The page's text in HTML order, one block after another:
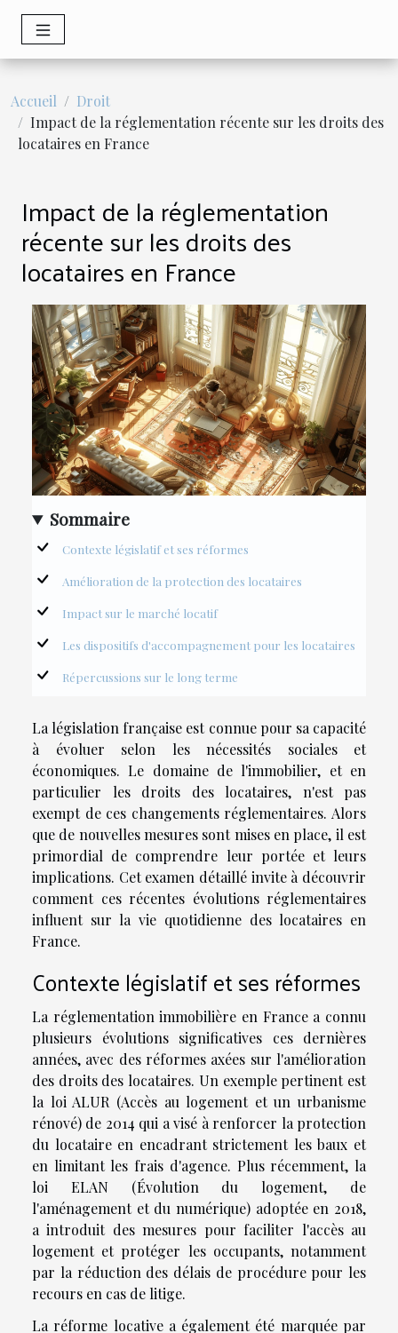
Accueil
Droit
Impact de la réglementation récente sur les droits des
locataires en France
Impact de la réglementation
récente sur les droits des
locataires en France
Sommaire
Contexte législatif et ses réformes
Amélioration de la protection des locataires
Impact sur le marché locatif
Les dispositifs d'accompagnement pour les locataires
Répercussions sur le long terme
La législation française est connue pour sa capacité
à évoluer selon les nécessités sociales et
économiques. Le domaine de l'immobilier, et en
particulier les droits des locataires, n'est pas
exempt de ces changements réglementaires. Alors
que de nouvelles mesures sont mises en place, il est
primordial de comprendre leur portée et leurs
implications. Cet examen détaillé invite à découvrir
comment ces récentes évolutions réglementaires
influent sur la vie quotidienne des locataires en
France.
Contexte législatif et ses réformes
La réglementation immobilière en France a connu
plusieurs évolutions significatives ces dernières
années, avec des réformes axées sur l'amélioration
des droits des locataires. Un exemple pertinent est
la loi ALUR (Accès au logement et un urbanisme
rénové) de 2014 qui a visé à renforcer la protection
du locataire en encadrant strictement les baux et
en limitant les frais d'agence. Plus récemment, la
loi ELAN (Évolution du logement, de
l'aménagement et du numérique) adoptée en 2018,
a introduit des mesures pour faciliter l'accès au
logement et protéger les occupants, notamment
par la réduction des délais de procédure pour les
recours en cas de litige.
La réforme locative a également été marquée par